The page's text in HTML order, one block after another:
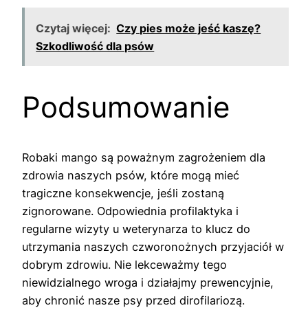
Czytaj więcej: Czy pies może jeść kaszę?
Szkodliwość dla psów
Podsumowanie
Robaki mango są poważnym zagrożeniem dla
zdrowia naszych psów, które mogą mieć
tragiczne konsekwencje, jeśli zostaną
zignorowane. Odpowiednia profilaktyka i
regularne wizyty u weterynarza to klucz do
utrzymania naszych czworonożnych przyjaciół w
dobrym zdrowiu. Nie lekceważmy tego
niewidzialnego wroga i działajmy prewencyjnie,
aby chronić nasze psy przed dirofilariozą.